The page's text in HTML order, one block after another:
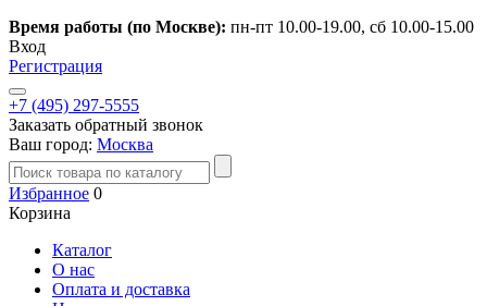
Время работы (по Москве): пн-пт 10.00-19.00, сб 10.00-15.00
Вход
Регистрация
+7 (495) 297-5555
Заказать обратный звонок
Ваш город: Москва
Избранное 0
Корзина
Каталог
О нас
Оплата и доставка